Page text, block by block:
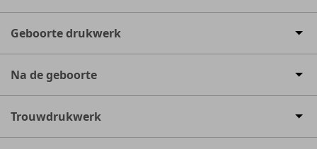
Geboorte drukwerk
Na de geboorte
Trouwdrukwerk